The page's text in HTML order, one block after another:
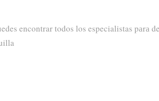
encontrar todos los especialistas pаrа